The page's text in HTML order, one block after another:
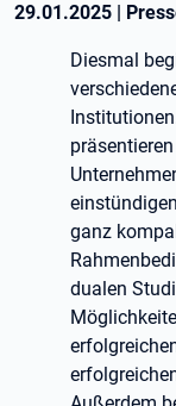
29.01.2025 |
Diesmal
ganz
dualen